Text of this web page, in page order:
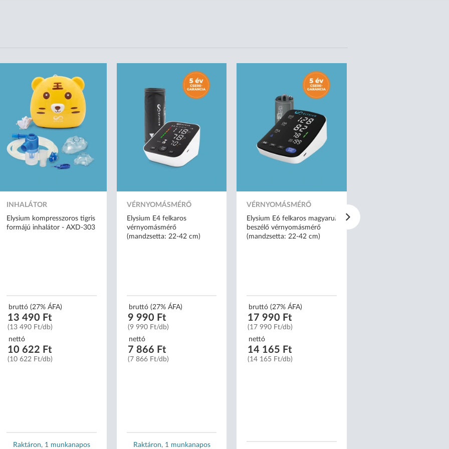
INHALÁTOR
Elysium kompresszoros tigris
formájú inhalátor - AXD-303
bruttó (27% ÁFA)
13 490 Ft
(13 490 Ft/db)
nettó
10 622 Ft
(10 622 Ft/db)
Raktáron, 1 munkanapos
VÉRNYOMÁSMÉRŐ
Elysium E4 felkaros
vérnyomásmérő
(mandzsetta: 22-42 cm)
bruttó (27% ÁFA)
9 990 Ft
(9 990 Ft/db)
nettó
7 866 Ft
(7 866 Ft/db)
Raktáron, 1 munkanapos
VÉRNYOMÁSMÉRŐ
Elysium E6 felkaros magyarul
beszélő vérnyomásmérő
(mandzsetta: 22-42 cm)
bruttó (27% ÁFA)
17 990 Ft
(17 990 Ft/db)
nettó
14 165 Ft
(14 165 Ft/db)